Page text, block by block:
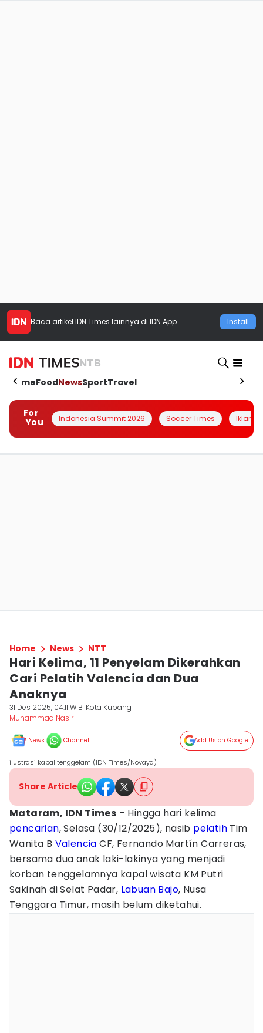
Baca artikel IDN Times lainnya di IDN App Install
NTB
HomeFoodNewsSportTravel
For
You
Indonesia Summit 2026 Soccer Times Iklanin
Home News NTT
Hari Kelima, 11 Penyelam Dikerahkan
Cari Pelatih Valencia dan Dua
Anaknya
31 Des 2025, 04:11 WIB Kota Kupang
Muhammad Nasir
News Channel Add Us on Google
ilustrasi kapal tenggelam (IDN Times/Novaya)
Share Article
Mataram, IDN Times – Hingga hari kelima
pencarian, Selasa (30/12/2025), nasib pelatih Tim
Wanita B Valencia CF, Fernando Martín Carreras,
bersama dua anak laki-lakinya yang menjadi
korban tenggelamnya kapal wisata KM Putri
Sakinah di Selat Padar, Labuan Bajo, Nusa
Tenggara Timur, masih belum diketahui.